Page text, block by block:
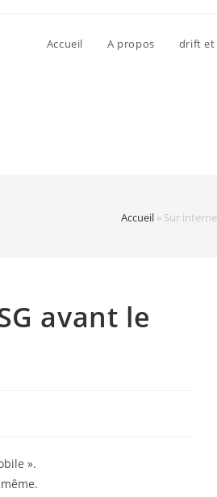
Accueil A propos drift et
Accueil » Sur
avant le
».